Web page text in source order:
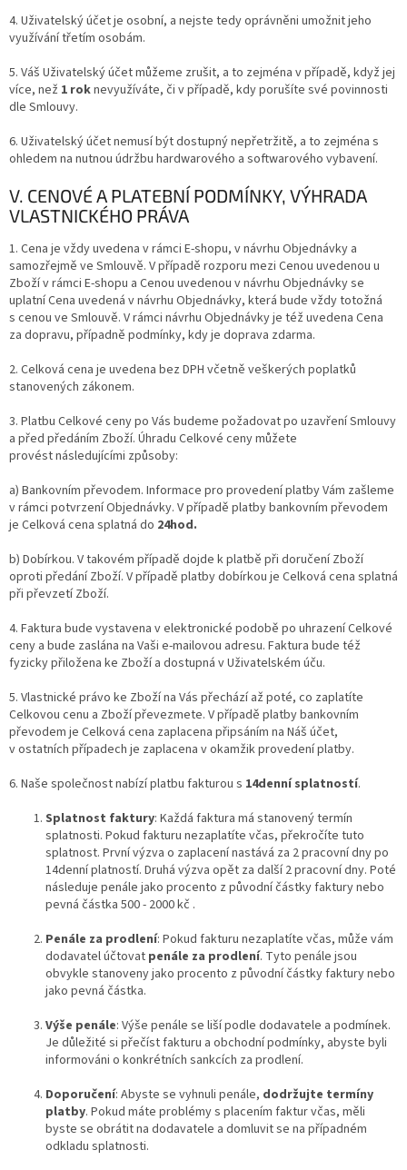
4. Uživatelský účet je osobní, a nejste tedy oprávněni umožnit jeho
využívání třetím osobám.
5. Váš Uživatelský účet můžeme zrušit, a to zejména v případě, když jej
více, než 1 roknevyužíváte, či v případě, kdy porušíte své povinnosti
dle Smlouvy.
6. Uživatelský účet nemusí být dostupný nepřetržitě, a to zejména s
ohledem na nutnou údržbu hardwarového a softwarového vybavení.
V. CENOVÉ A PLATEBNÍ PODMÍNKY, VÝHRADA
VLASTNICKÉHO PRÁVA
1. Cena je vždy uvedena v rámci E-shopu, v návrhu Objednávky a
samozřejmě ve Smlouvě. V případě rozporu mezi Cenou uvedenou u
Zboží v rámci E-shopu a Cenou uvedenou v návrhu Objednávky se
uplatní Cena uvedená v návrhu Objednávky, která bude vždy totožná
s cenou ve Smlouvě. V rámci návrhu Objednávky je též uvedena Cena
za dopravu, případně podmínky, kdy je doprava zdarma.
2. Celková cena je uvedena bez DPH včetně veškerých poplatků
stanovených zákonem.
3. Platbu Celkové ceny po Vás budeme požadovat po uzavření Smlouvy
a před předáním Zboží. Úhradu Celkové ceny můžete
provéstnásledujícími způsoby:
a) Bankovním převodem. Informace pro provedení platby Vám zašleme
v rámci potvrzení Objednávky. V případě platby bankovním převodem
je Celková cena splatná do 24hod.
b) Dobírkou. V takovém případě dojde k platbě při doručení Zboží
oproti předání Zboží. V případě platby dobírkou je Celková cena splatná
při převzetí Zboží.
4. Faktura bude vystavena v elektronické podobě po uhrazení Celkové
ceny a bude zaslána na Vaši e-mailovou adresu. Faktura bude též
fyzicky přiložena ke Zboží a dostupná v Uživatelském úču.
5. Vlastnické právo ke Zboží na Vás přechází až poté, co zaplatíte
Celkovou cenu a Zboží převezmete. V případě platby bankovním
převodem je Celková cena zaplacena připsáním na Náš účet,
v ostatních případech je zaplacena v okamžik provedení platby.
6. Naše společnost nabízí platbu fakturou s 14denní splatností.
Splatnost faktury: Každá faktura má stanovený termín
splatnosti. Pokud fakturu nezaplatíte včas, překročíte tuto
splatnost. První výzva o zaplacení nastává za 2 pracovní dny po
14denní platností. Druhá výzva opět za další 2 pracovní dny. Poté
následuje penále jako procento z původní částky faktury nebo
pevná částka 500 - 2000 kč .
Penále za prodlení: Pokud fakturu nezaplatíte včas, může vám
dodavatel účtovat penále za prodlení. Tyto penále jsou
obvykle stanoveny jako procento z původní částky faktury nebo
jako pevná částka.
Výše penále: Výše penále se liší podle dodavatele a podmínek.
Je důležité si přečíst fakturu a obchodní podmínky, abyste byli
informováni o konkrétních sankcích za prodlení.
Doporučení: Abyste se vyhnuli penále, dodržujte termíny
platby. Pokud máte problémy s placením faktur včas, měli
byste se obrátit na dodavatele a domluvit se na případném
odkladu splatnosti.